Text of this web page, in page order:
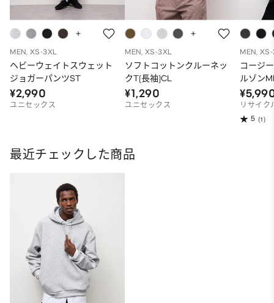
MEN, XS-3XL
ヘビーウェイトスウェット
ジョガーパンツST
¥2,990
ユニセックス
MEN, XS-3XL
ソフトコットンクルーネッ
クT(長袖)CL
¥1,290
ユニセックス
MEN,
コージ
ルゾン
リサイク
5 (1)
最近チェックした商品